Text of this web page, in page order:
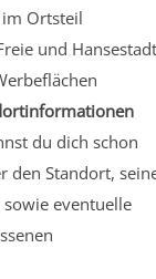
im Ortsteil
und
du dich schon
den Standort,
eventuelle